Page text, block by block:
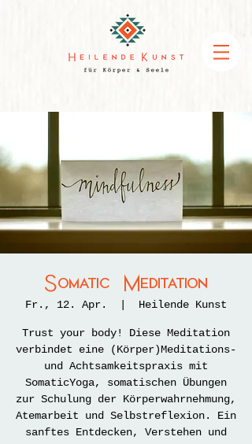
Somatic Meditation
Fr., 12. Apr. Heilende Kunst
Trust your body! Diese Meditation
verbindet eine (Körper)Meditations-
und Achtsamkeitspraxis mit
SomaticYoga, somatischen Übungen
zur Schulung der Körperwahrnehmung,
Atemarbeit und Selbstreflexion. Ein
sanftes Entdecken, Verstehen und